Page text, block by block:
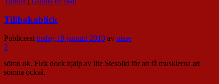
Tillbakablick
Publicerat tisdag 19 januari 2010 av nisse
2
sömn ok. Fick dock hjälp av lite Stesolid för att få musklerna att
somna också.